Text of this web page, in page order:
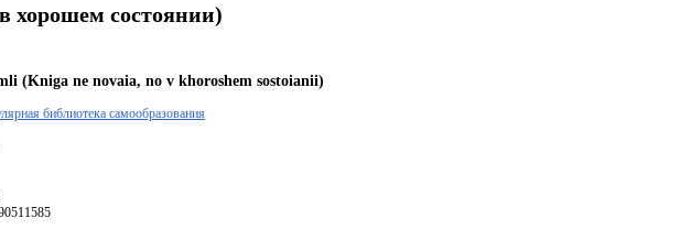
хорошем состоянии)
(Kniga ne novaia, no v khoroshem sostoianii)
библиотека самообразования